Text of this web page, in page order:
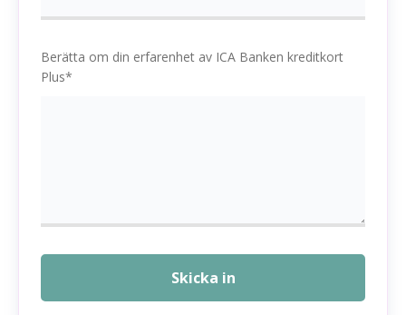
Berätta om din erfarenhet av ICA Banken kreditkort
Plus*
Skicka in